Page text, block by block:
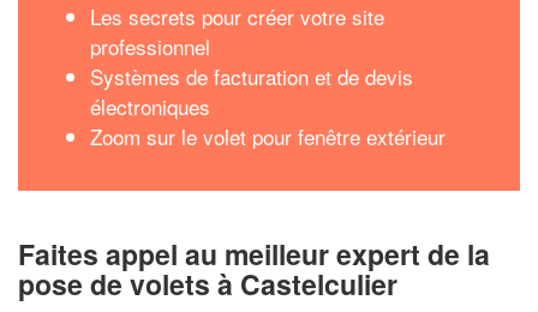
Les secrets pour créer votre site
professionnel
Systèmes de facturation et de devis
électroniques
Zoom sur le volet pour fenêtre extérieur
Faites appel au meilleur expert de la
pose de volets à Castelculier